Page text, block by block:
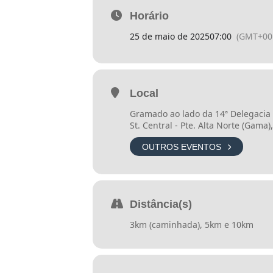
É simplesmente impossível ficar
🗓 25/05/2025
⏰ Largada – 7h
📍 Gramado ao lado da Delegacia
🌐Inscrições: https://
Horário
25 de maio de 202507:00
Local
Gramado ao lado da 14ª
St. Central - Pte. Alta Norte
OUTROS EVENTOS
Distância(s)
3km (caminhada), 5km e 10km